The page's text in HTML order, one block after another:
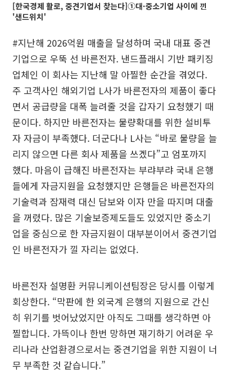
[한국경제 활로, 중견기업서 찾는다]①대·중소기업 사이에 낀
'샌드위치'
#지난해 2026억원 매출을 달성하며 국내 대표 중견
기업으로 우뚝 선 바른전자. 낸드플래시 기반 패키징
업체인 이 회사는 지난해 말 아찔한 순간을 겪었다.
주 고객사인 해외기업 L사가 바른전자의 제품이 좋다
면서 공급량을 대폭 늘려줄 것을 갑자기 요청했기 때
문이다. 하지만 바른전자는 물량확대를 위한 설비투
자 자금이 부족했다. 더군다나 L사는 “바로 물량을 늘
리지 않으면 다른 회사 제품을 쓰겠다”고 엄포까지
했다. 마음이 급해진 바른전자는 부랴부랴 국내 은행
들에게 자금지원을 요청했지만 은행들은 바른전자의
기술력과 잠재력 대신 담보와 이자 만을 따지며 대출
을 꺼렸다. 많은 기술보증제도들도 있었지만 중소기
업을 중심으로 한 자금지원이 대부분이어서 중견기업
인 바른전자가 낄 자리는 없었다.
바른전자 설명환 커뮤니케이션팀장은 당시를 이렇게
회상한다. “막판에 한 외국계 은행의 지원으로 간신
히 위기를 벗어났었지만 아직도 그때를 생각하면 아
찔합니다. 가뜩이나 한번 망하면 재기하기 어려운 우
리나라 산업환경으로서는 중견기업을 위한 지원이 너
무 부족한 것 같습니다.”